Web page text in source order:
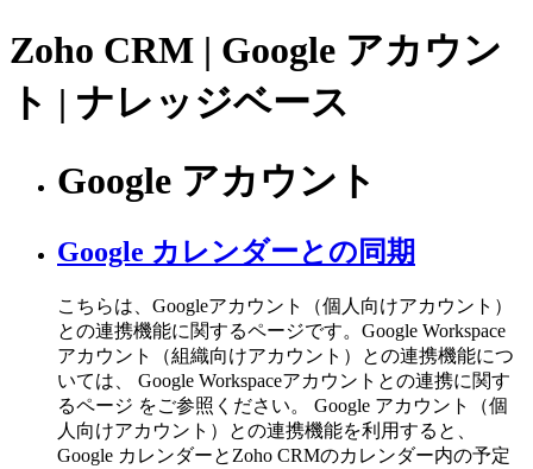
Zoho CRM | Google アカウン
ト | ナレッジベース
Google アカウント
Google カレンダーとの同期
こちらは、Googleアカウント（個人向けアカウント）
との連携機能に関するページです。Google Workspace
アカウント（組織向けアカウント）との連携機能につ
いては、 Google Workspaceアカウントとの連携に関す
るページ をご参照ください。 Google アカウント（個
人向けアカウント）との連携機能を利用すると、
Google カレンダーとZoho CRMのカレンダー内の予定